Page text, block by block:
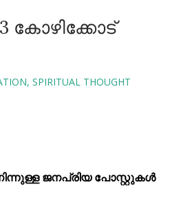
കോഴിക്കോട്
SPIRITUAL THOUGHT
ജനപ്രിയ പോസ്റ്റുകള്‍‌